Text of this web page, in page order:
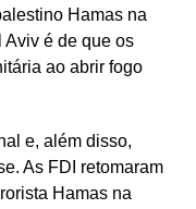
Hamas na
Aviv é de que os
ao abrir fogo
e, além disso,
As FDI retomaram
Hamas na